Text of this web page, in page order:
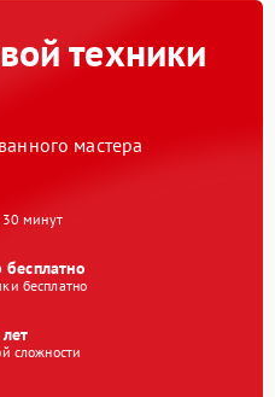
техники
мастера
30 минут
бесплатно
сложности